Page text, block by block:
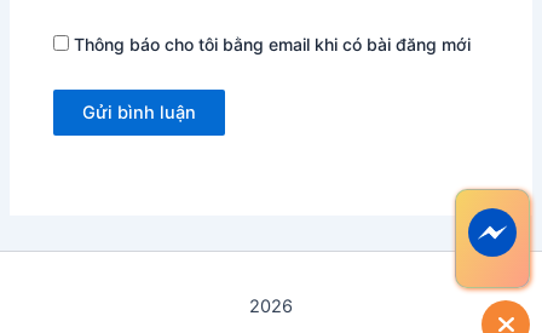
Thông báo cho tôi bằng email khi có bài đăng mới
2026